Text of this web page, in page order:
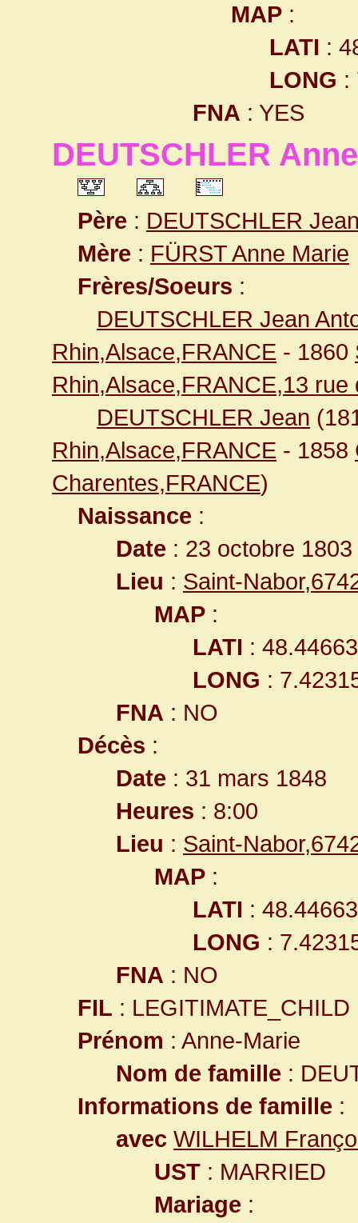
MAP :
LATI :
LONG :
FNA : YES
DEUTSCHLER
Père : DEUTSCHLER
Mère : FÜRST Anne Marie
Frères/Soeurs :
DEUTSCHLER Jean
Rhin,Alsace,FRANCE - 1860
Rhin,Alsace,FRANCE,13
DEUTSCHLER Jean
Rhin,Alsace,FRANCE - 1858
Charentes,FRANCE)
Naissance :
Date : 23 octobre 1803
Lieu : Saint-
MAP :
LATI :
LONG :
FNA : NO
Décès :
Date : 31 mars 1848
Heures : 8:00
Lieu : Saint-
MAP :
LATI :
LONG :
FNA : NO
FIL : LEGITIMATE_CHILD
Prénom : Anne-Marie
Nom de famille :
Informations de famille :
avec WILHELM
UST : MARRIED
Mariage :